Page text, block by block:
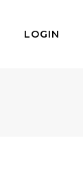
LOGIN